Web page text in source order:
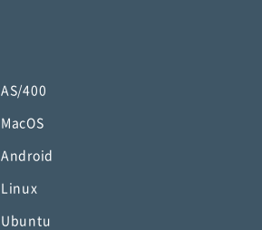
AS/400
MacOS
Android
Linux
Ubuntu